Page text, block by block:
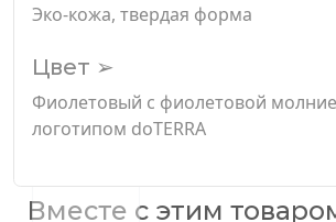
Эко-кожа, твердая форма
Цвет ➢
Фиолетовый с фиолетовой
логотипом doTERRA
Вместе с этим